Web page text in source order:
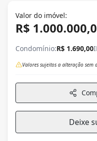
Valor do imóvel:
R$
Condomínio:R$ 1.690,00
Valores sujeitos a alteração sem
Deixe